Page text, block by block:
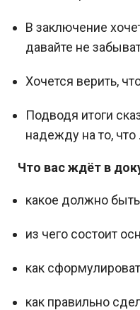
В заключение
давайте не
Хочется верить,
Подводя итоги
надежду на то, что
Что вас ждёт в
какое должно
из чего состоит
как
как правильно